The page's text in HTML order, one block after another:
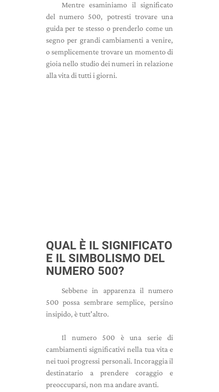
Mentre esaminiamo il significato
del numero 500, potresti trovare una
guida per te stesso o prenderlo come un
segno per grandi cambiamenti a venire,
o semplicemente trovare un momento di
gioia nello studio dei numeri in relazione
alla vita di tutti i giorni.
QUAL È IL SIGNIFICATO
E IL SIMBOLISMO DEL
NUMERO 500?
Sebbene in apparenza il numero
500 possa sembrare semplice, persino
insipido, è tutt'altro.
Il numero 500 è una serie di
cambiamenti significativi nella tua vita e
nei tuoi progressi personali. Incoraggia il
destinatario a prendere coraggio e
preoccuparsi, non ma andare avanti.